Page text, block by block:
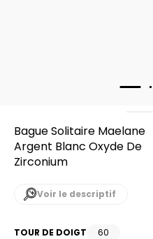
Bague Solitaire Maelane
Argent Blanc Oxyde De
Zirconium
Voir le descriptif
TOUR DE DOIGT 60